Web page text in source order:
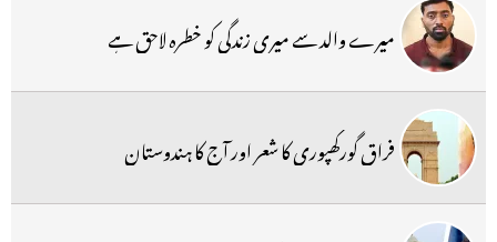
میرے والد سے میری زندگی کو خطرہ لاحق ہے
فراق گورکھپوری کا شعر اور آج کا ہندوستان